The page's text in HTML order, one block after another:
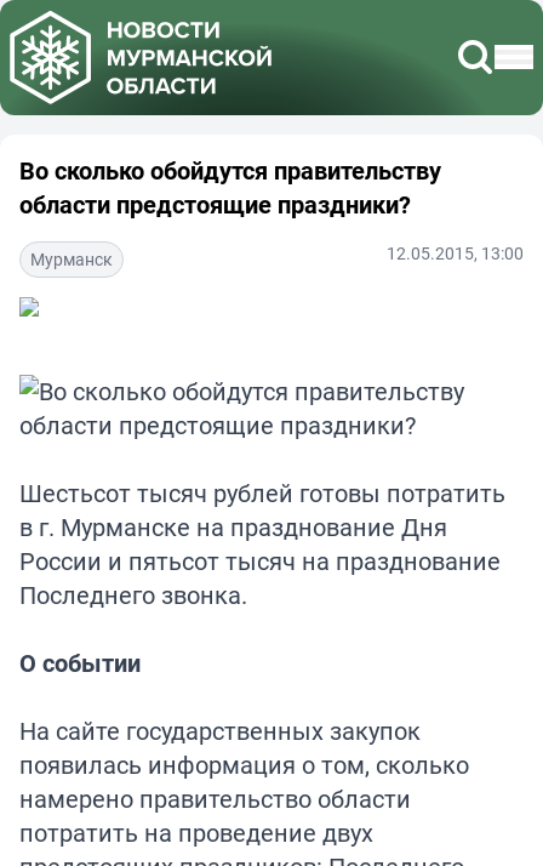
Во сколько обойдутся правительству
области предстоящие праздники?
Мурманск 12.05.2015, 13:00
Шестьсот тысяч рублей готовы потратить
в г. Мурманске на празднование Дня
России и пятьсот тысяч на празднование
Последнего звонка.
О событии
На сайте государственных закупок
появилась информация о том, сколько
намерено правительство области
потратить на проведение двух